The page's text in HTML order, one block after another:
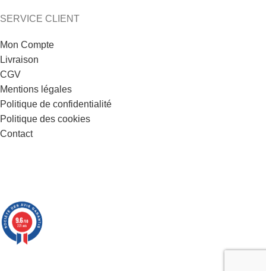
SERVICE CLIENT
Mon Compte
Livraison
CGV
Mentions légales
Politique de confidentialité
Politique des cookies
Contact
9.6/10
221 avis